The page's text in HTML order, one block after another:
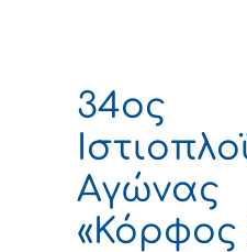
34ος
Αγώνας
«Κόρφος